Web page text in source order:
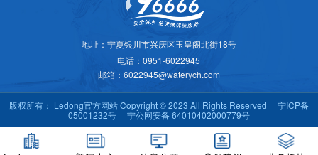
地址：宁夏银川市兴庆区玉皇阁北街18号
电话：0951-6022945
邮箱：6022945@waterych.com
版权所有： Ledong官方网站 Copyright © 2023 All Rights Reserved 宁ICP备
05001232号
宁公网安备 64010402000779号